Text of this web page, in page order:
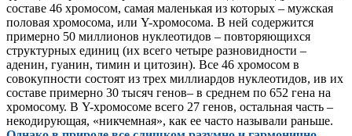
составе 46 хромосом, самая маленькая из которых – мужская
половая хромосома, или Y-хромосома. В ней содержится
примерно 50 миллионов нуклеотидов – повторяющихся
структурных единиц (их всего четыре разновидности –
аденин, гуанин, тимин и цитозин). Все 46 хромосом в
совокупности состоят из трех миллиардов нуклеотидов, ив их
составе примерно 30 тысяч генов– в среднем по 652 гена на
хромосому. В Y-хромосоме всего 27 генов, остальная часть –
некодирующая, «никчемная», как ее часто называли раньше.